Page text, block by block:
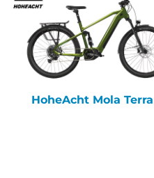
HoheAcht Mola Terra